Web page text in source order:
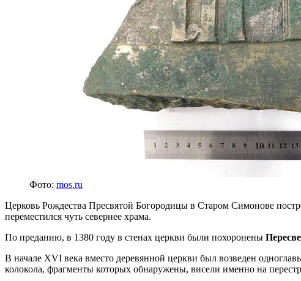
Фото: mos.ru
Церковь Рождества Пресвятой Богородицы в Старом Симонове
переместился чуть севернее храма.
По преданию, в 1380 году в стенах церкви были похоронены
В начале XVI века вместо деревянной церкви был возведен
колокола, фрагменты которых обнаружены, висели именно на